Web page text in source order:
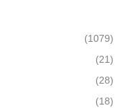
(1079)
(21)
(28)
(18)